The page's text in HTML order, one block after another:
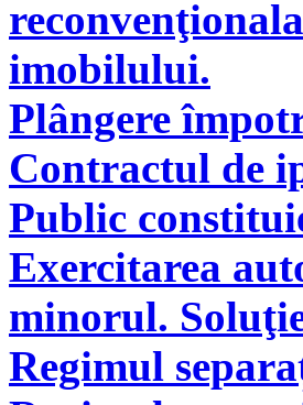
imobilului.
Plângere
Contractul de
Public
Exercitarea
minorul.
Regimul